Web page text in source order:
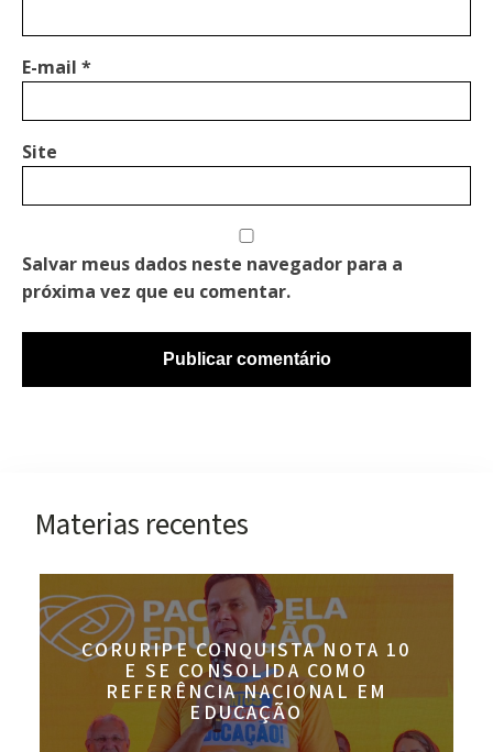
E-mail *
Site
Salvar meus dados neste navegador para a
próxima vez que eu comentar.
Materias recentes
CORURIPE CONQUISTA NOTA 10
E SE CONSOLIDA COMO
REFERÊNCIA NACIONAL EM
EDUCAÇÃO